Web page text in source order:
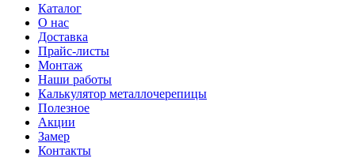
Каталог
О нас
Доставка
Прайс-листы
Монтаж
Наши работы
Калькулятор металлочерепицы
Полезное
Акции
Замер
Контакты